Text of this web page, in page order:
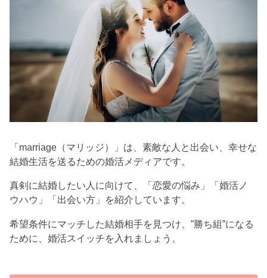
「marriage（マリッジ）」は、素敵な人と出会い、幸せな
結婚生活を送るための婚活メディアです。
真剣に結婚したい人に向けて、「恋愛の悩み」「婚活ノ
ウハウ」「出会い方」を紹介しています。
希望条件にマッチした結婚相手を見つけ、”勝ち組”になる
ために、婚活スイッチを入れましょう。